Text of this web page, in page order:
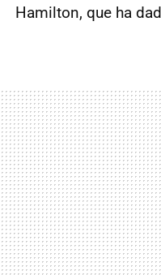
Hamilton, que ha